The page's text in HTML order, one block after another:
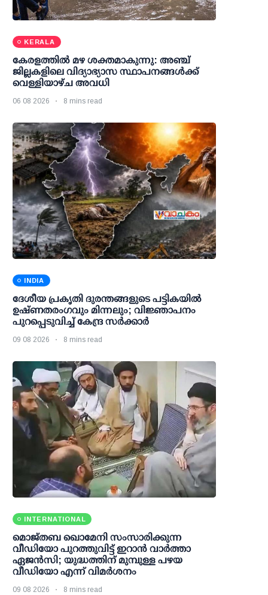
KERALA
കേരളത്തില്‍ മഴ ശക്തമാകുന്നു: അഞ്ച്
ജില്ലകളിലെ വിദ്യാഭ്യാസ സ്ഥാപനങ്ങള്‍ക്ക്
വെള്ളിയാഴ്ച അവധി
06 08 2026 8 mins read
INDIA
ദേശീയ പ്രകൃതി ദുരന്തങ്ങളുടെ പട്ടികയില്‍
ഉഷ്ണതരംഗവും മിന്നലും; വിജ്ഞാപനം
പുറപ്പെടുവിച്ച് കേന്ദ്ര സര്‍ക്കാര്‍
09 08 2026 8 mins read
INTERNATIONAL
മൊജ്തബ ഖൊമേനി സംസാരിക്കുന്ന
വീഡിയോ പുറത്തുവിട്ട് ഇറാന്‍ വാര്‍ത്താ
ഏജന്‍സി; യുദ്ധത്തിന് മുമ്പുള്ള പഴയ
വീഡിയോ എന്ന് വിമര്‍ശനം
09 08 2026 8 mins read